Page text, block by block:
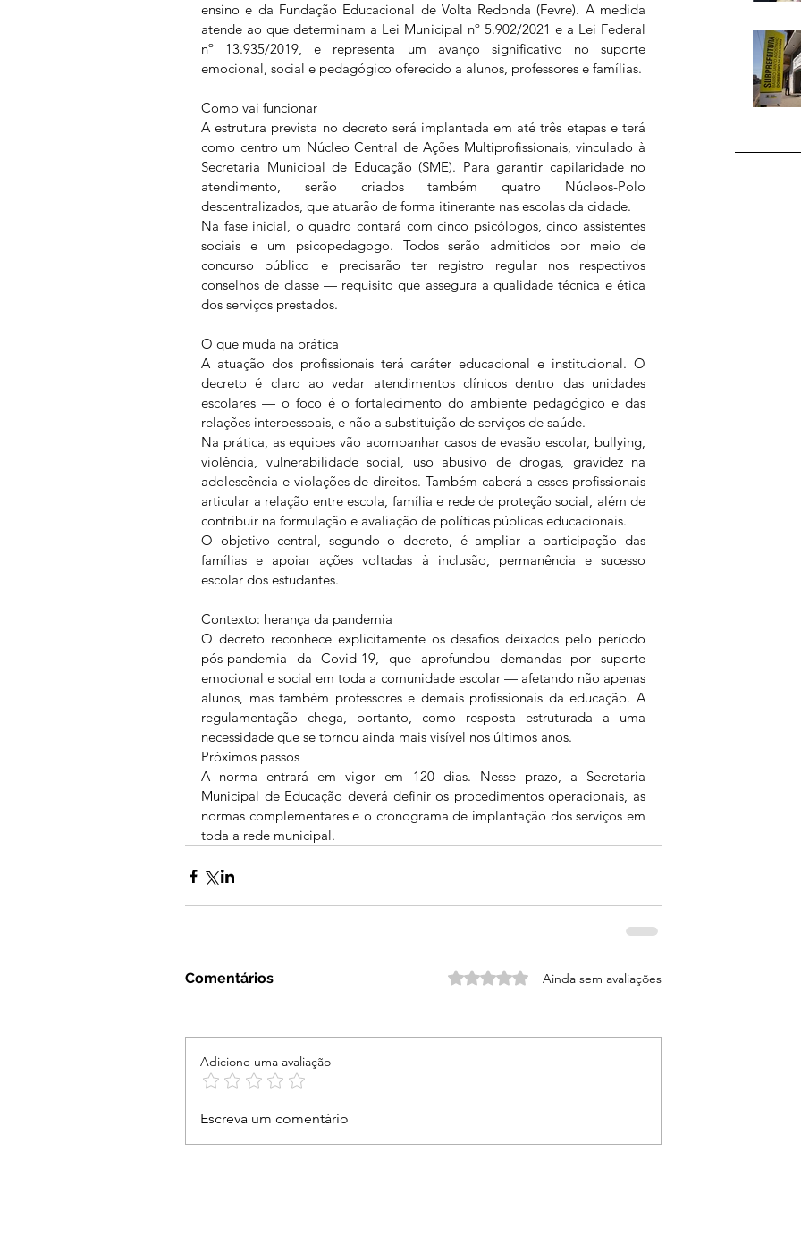
ensino e da Fundação Educacional de Volta Redonda (Fevre). A medida
atende ao que determinam a Lei Municipal nº 5.902/2021 e a Lei Federal
nº 13.935/2019, e representa um avanço significativo no suporte
emocional, social e pedagógico oferecido a alunos, professores e famílias.
Como vai funcionar
A estrutura prevista no decreto será implantada em até três etapas e terá
como centro um Núcleo Central de Ações Multiprofissionais, vinculado à
Secretaria Municipal de Educação (SME). Para garantir capilaridade no
atendimento, serão criados também quatro Núcleos-Polo
descentralizados, que atuarão de forma itinerante nas escolas da cidade.
Na fase inicial, o quadro contará com cinco psicólogos, cinco assistentes
sociais e um psicopedagogo. Todos serão admitidos por meio de
concurso público e precisarão ter registro regular nos respectivos
conselhos de classe — requisito que assegura a qualidade técnica e ética
dos serviços prestados.
O que muda na prática
A atuação dos profissionais terá caráter educacional e institucional. O
decreto é claro ao vedar atendimentos clínicos dentro das unidades
escolares — o foco é o fortalecimento do ambiente pedagógico e das
relações interpessoais, e não a substituição de serviços de saúde.
Na prática, as equipes vão acompanhar casos de evasão escolar, bullying,
violência, vulnerabilidade social, uso abusivo de drogas, gravidez na
adolescência e violações de direitos. Também caberá a esses profissionais
articular a relação entre escola, família e rede de proteção social, além de
contribuir na formulação e avaliação de políticas públicas educacionais.
O objetivo central, segundo o decreto, é ampliar a participação das
famílias e apoiar ações voltadas à inclusão, permanência e sucesso
escolar dos estudantes.
Contexto: herança da pandemia
O decreto reconhece explicitamente os desafios deixados pelo período
pós-pandemia da Covid-19, que aprofundou demandas por suporte
emocional e social em toda a comunidade escolar — afetando não apenas
alunos, mas também professores e demais profissionais da educação. A
regulamentação chega, portanto, como resposta estruturada a uma
necessidade que se tornou ainda mais visível nos últimos anos.
Próximos passos
A norma entrará em vigor em 120 dias. Nesse prazo, a Secretaria
Municipal de Educação deverá definir os procedimentos operacionais, as
normas complementares e o cronograma de implantação dos serviços em
toda a rede municipal.
Comentários Avaliado com 0 de 5 estrelas.
Ainda sem avaliações
Adicione uma avaliação
Escreva um comentário